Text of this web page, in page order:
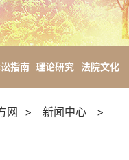
指南 理论研究 法院文化
网 > 新闻中心 >